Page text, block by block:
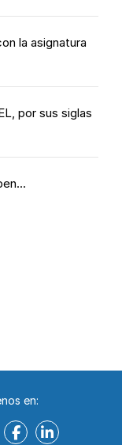
la asignatura
por sus siglas
en: